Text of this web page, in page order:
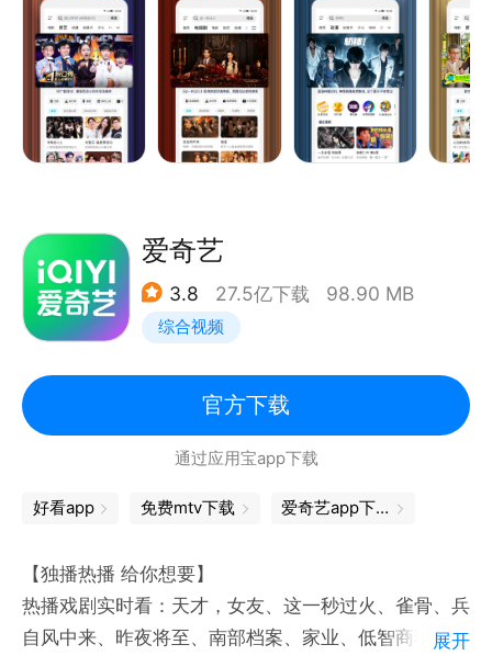
尊严一战，孙红雷郭京飞藏锅偷油都不省心；地球团全
员cos法国宫廷装扮，继承者之战打响！舞蹈比拼李乃
文大劈叉被拖走，林一王玉雯竟是母子？陈星旭唯一全
场“真孙子”！
《一饭封神 第2季》回归！顶级厨竞风云再起，原班人
艺，世界名厨为晋级拼了！
《寒战1994》郭富城、周润发、梁家辉再掀“寒战”狂
潮，吴彦祖、刘俊谦正邪对决，权斗天花板再升级！
《10间敢死队》喜剧人绝境笑对人生，绝症患者组队
《今晚正好》马思纯、陈昊森直球野性恋，姐狗CP互
撩撒糖
《斩神2》国漫神番回归，暑期必看！
《谷雨街后巷》穿过现实的迷宫，欢迎光临“谷雨街后
【意见反馈】
如遇问题或者有好的建议，欢迎加入QQ体验群反馈，
将会有萌哒哒的视频妹为大家解答，并有持续好礼相
爱奇艺
3.8 27.5亿下载 98.90 MB
综合视频
官方下载
通过应用宝app下载
好看app 免费mtv下载 爱奇艺app下载
【独播热播 给你想要】
热播戏剧实时看：天才，女友、这一秒过火、雀骨、兵
自风中来、昨夜将至、南部档案、家业、低智商犯罪展开